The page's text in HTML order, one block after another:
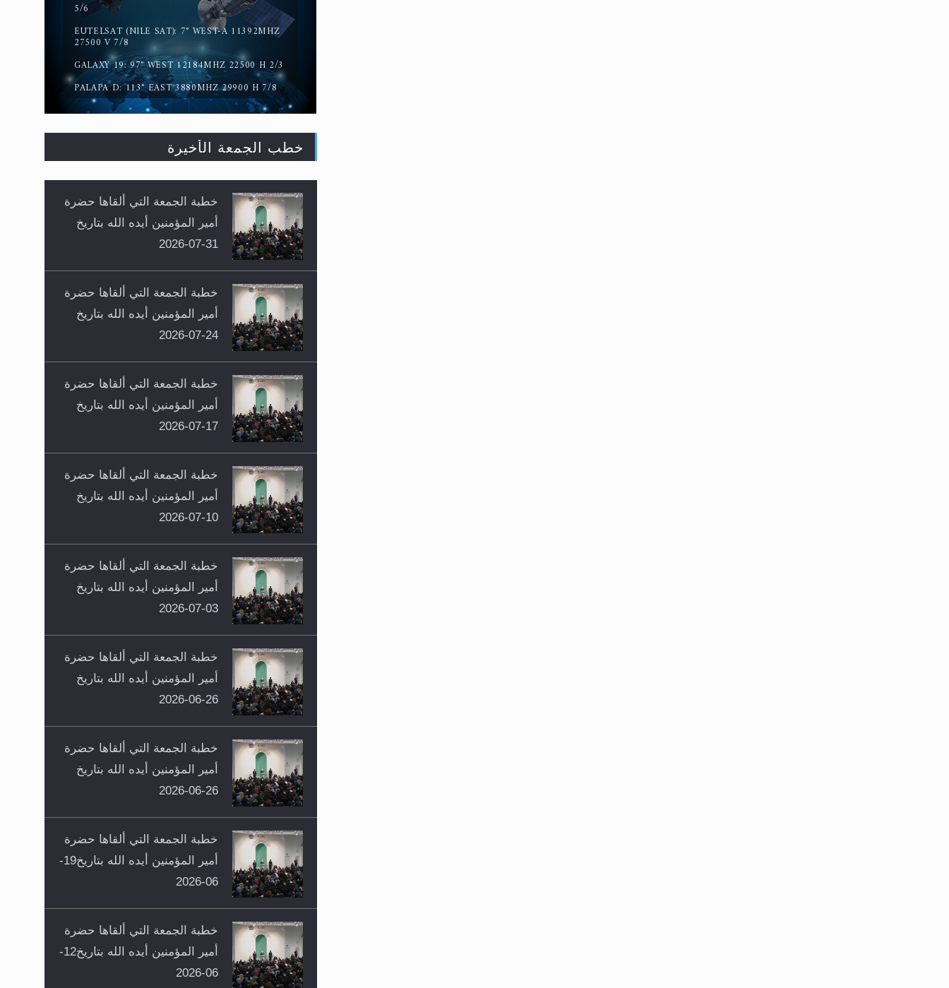
5/6
EUTELSAT (NILE SAT): 7° WEST-A 11392MHZ
27500 V 7/8
GALAXY 19: 97° WEST 12184MHZ 22500 H 2/3
PALAPA D: 113° EAST 3880MHZ 29900 H 7/8
خطب الجمعة الأخيرة
خطبة الجمعة التي ألقاها حضرة
أمير المؤمنين أيده الله بتاريخ
31-07-2026
خطبة الجمعة التي ألقاها حضرة
أمير المؤمنين أيده الله بتاريخ
24-07-2026
خطبة الجمعة التي ألقاها حضرة
أمير المؤمنين أيده الله بتاريخ
17-07-2026
خطبة الجمعة التي ألقاها حضرة
أمير المؤمنين أيده الله بتاريخ
10-07-2026
خطبة الجمعة التي ألقاها حضرة
أمير المؤمنين أيده الله بتاريخ
03-07-2026
خطبة الجمعة التي ألقاها حضرة
أمير المؤمنين أيده الله بتاريخ
26-06-2026
خطبة الجمعة التي ألقاها حضرة
أمير المؤمنين أيده الله بتاريخ
26-06-2026
خطبة الجمعة التي ألقاها حضرة
أمير المؤمنين أيده الله بتاريخ19-
06-2026
خطبة الجمعة التي ألقاها حضرة
أمير المؤمنين أيده الله بتاريخ12-
06-2026